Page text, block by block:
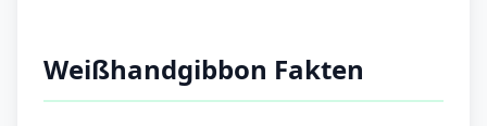
Weißhandgibbon Fakten